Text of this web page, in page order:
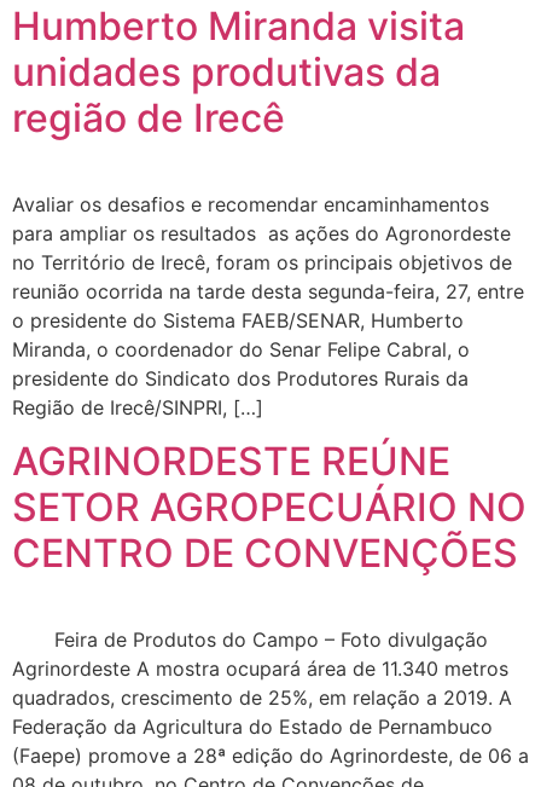
Humberto Miranda visita
unidades produtivas da
região de Irecê
Avaliar os desafios e recomendar encaminhamentos
para ampliar os resultados as ações do Agronordeste
no Território de Irecê, foram os principais objetivos de
reunião ocorrida na tarde desta segunda-feira, 27, entre
o presidente do Sistema FAEB/SENAR, Humberto
Miranda, o coordenador do Senar Felipe Cabral, o
presidente do Sindicato dos Produtores Rurais da
Região de Irecê/SINPRI, […]
AGRINORDESTE REÚNE
SETOR AGROPECUÁRIO NO
CENTRO DE CONVENÇÕES
Feira de Produtos do Campo – Foto divulgação
Agrinordeste A mostra ocupará área de 11.340 metros
quadrados, crescimento de 25%, em relação a 2019. A
Federação da Agricultura do Estado de Pernambuco
(Faepe) promove a 28ª edição do Agrinordeste, de 06 a